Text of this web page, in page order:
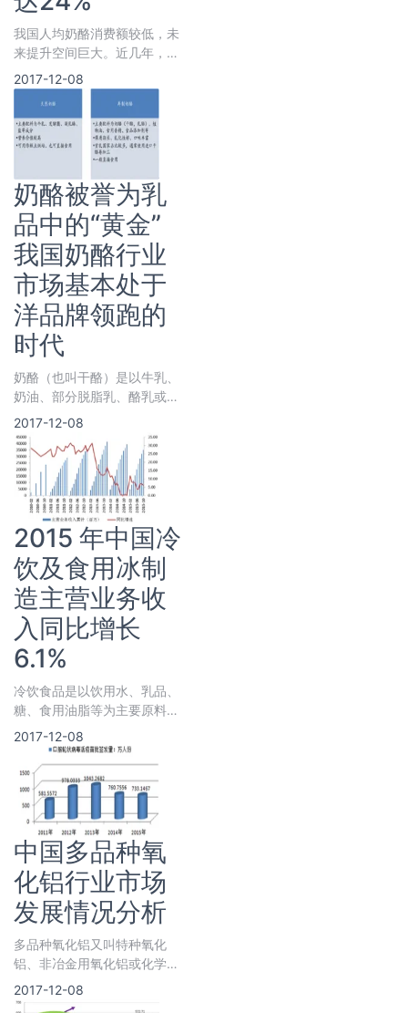
我国人均奶酪消费额较低，未
来提升空间巨大。近几年，我
国奶酪行业呈现快速增长趋
势，2014年其销量增速高达
32.7%，2015
2017-12-08
奶酪被誉为乳
品中的“黄金”
我国奶酪行业
市场基本处于
洋品牌领跑的
时代
奶酪（也叫干酪）是以牛乳、
奶油、部分脱脂乳、酪乳或这
些产品的混合物为原料，经凝
乳并分离乳清而制得的新鲜或
发酵成熟
2017-12-08
2015 年中国冷
饮及食用冰制
造主营业务收
入同比增长
6.1%
冷饮食品是以饮用水、乳品、
糖、食用油脂等为主要原料，
加入适量的香料、香精、着色
剂、增稠剂、乳化剂、甜味剂
等食品添
2017-12-08
中国多品种氧
化铝行业市场
发展情况分析
多品种氧化铝又叫特种氧化
铝、非冶金用氧化铝或化学品
氧化铝，是氧化铝和氢氧化铝
的差异化产品或延伸产品。根
2017-12-08